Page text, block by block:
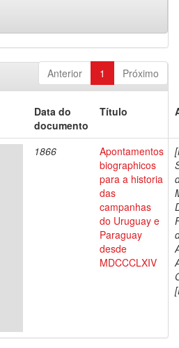
Anterior 1 Próximo
Data do
documento
Título
1866
Apontamentos
biographicos
para a historia
das
campanhas
do Uruguay e
Paraguay
desde
MDCCCLXIV